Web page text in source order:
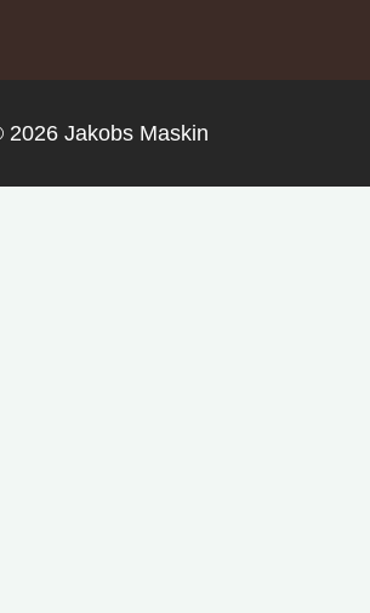
2026 Jakobs Maskin